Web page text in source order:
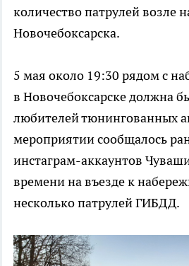
количество патрулей возле
Новочебоксарска.
5 мая около 19:30 рядом с
в Новочебоксарске должна
любителей тюнингованных
мероприятии сообщалось
инстаграм-аккаунтов
времени на въезде к
несколько патрулей ГИБДД.